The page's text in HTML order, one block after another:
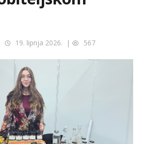
19. lipnja 2026. | 567